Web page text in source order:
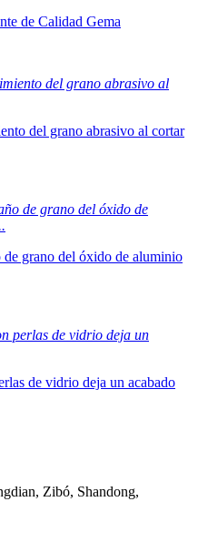
de Calidad Gema
del grano abrasivo al cortar
de grano del óxido de aluminio
de vidrio deja un acabado
Zibó, Shandong,